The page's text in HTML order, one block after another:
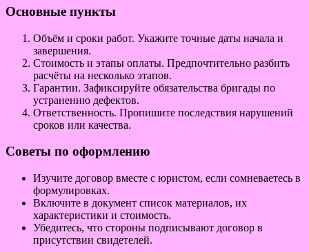
Основные пункты
Объём и сроки работ. Укажите точные даты начала и
завершения.
Стоимость и этапы оплаты. Предпочтительно разбить
расчёты на несколько этапов.
Гарантии. Зафиксируйте обязательства бригады по
устранению дефектов.
Ответственность. Пропишите последствия нарушений
сроков или качества.
Советы по оформлению
Изучите договор вместе с юристом, если сомневаетесь в
формулировках.
Включите в документ список материалов, их
характеристики и стоимость.
Убедитесь, что стороны подписывают договор в
присутствии свидетелей.